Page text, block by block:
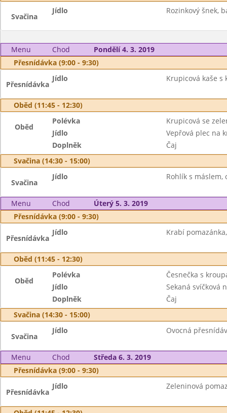
Svačina
Jídlo Rozinkový šnek,
Menu Chod
Pondělí 4. 3. 2019
Přesnídávka (9:00 - 9:30)
Přesnídávka
Jídlo Krupicová kaše s
Oběd (11:45 - 12:30)
Oběd
Polévka
Krupicová se
Jídlo
Vepřová plec na
Doplněk
Čaj
Svačina (14:30 - 15:00)
Svačina
Jídlo Rohlík s máslem,
Menu Chod
Úterý 5. 3. 2019
Přesnídávka (9:00 - 9:30)
Přesnídávka
Jídlo Krabí
Oběd (11:45 - 12:30)
Oběd
Polévka
Česnečka s
Jídlo
Sekaná svíčková
Doplněk
Čaj
Svačina (14:30 - 15:00)
Svačina
Jídlo Ovocná
Menu Chod
Středa 6. 3. 2019
Přesnídávka (9:00 - 9:30)
Přesnídávka
Jídlo Zeleninová